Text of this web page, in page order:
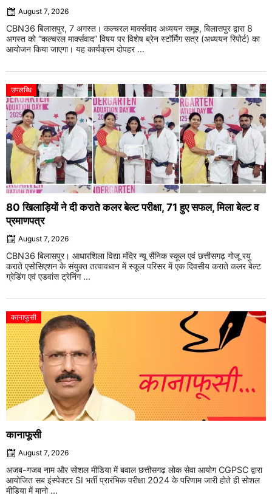
August 7, 2026
CBN36 बिलासपुर, 7 अगस्त। कल्चरल मार्क्सवाद अध्ययन समूह, बिलासपुर द्वारा 8
अगस्त को “कल्चरल मार्क्सवाद” विषय पर विशेष ब्रेन स्टॉर्मिंग सत्र (अध्ययन रिपोर्ट) का
आयोजन किया जाएगा। यह कार्यक्रम दोपहर ...
उपलब्धि
80 खिलाड़ियों ने दी कराते कलर बेल्ट परीक्षा, 71 हुए सफल, मिला बेल्ट व
प्रमाणपत्र
August 7, 2026
CBN36 बिलासपुर। आधारशिला विद्या मंदिर न्यू सैनिक स्कूल एवं छत्तीसगढ़ गोजू रयु
कराते एसोसिएशन के संयुक्त तत्वावधान में स्कूल परिसर में एक दिवसीय कराते कलर बेल्ट
ग्रेडिंग एवं एडवांस ट्रेनिंग ...
कानाफूसी
कानाफूसी
August 7, 2026
अजब-गजब नाम और सोशल मीडिया में बवाल छत्तीसगढ़ लोक सेवा आयोग CGPSC द्वारा
आयोजित सब इंस्पेक्टर SI भर्ती प्रारंभिक परीक्षा 2024 के परिणाम जारी होते ही सोशल
मीडिया में मानो ...